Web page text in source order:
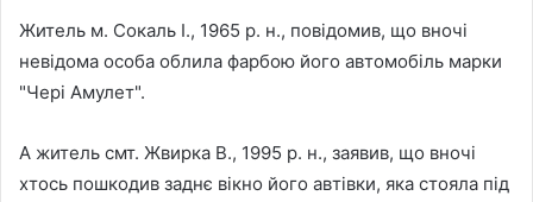
Житель м. Сокаль І., 1965 р. н., повідомив, що вночі
невідома особа облила фарбою його автомобіль марки
"Чері Амулет".
А житель смт. Жвирка В., 1995 р. н., заявив, що вночі
хтось пошкодив заднє вікно його автівки, яка стояла під